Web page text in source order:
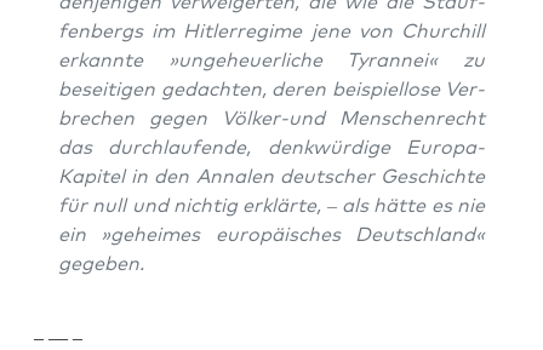
fen­bergs im Hitler­regime jene von Churchill
erkan­nte »unge­heuer­liche Tyran­nei« zu
beseit­i­gen gedacht­en, deren beispiel­lose Ver­
brechen gegen Völk­er-und Men­schen­recht
das durch­laufende, denkwürdi­ge Europa-
Kapi­tel in den Annalen deutsch­er Geschichte
für null und nichtig erk­lärte, – als hätte es nie
ein »geheimes europäis­ches Deutsch­land«
gegeben.
– — –